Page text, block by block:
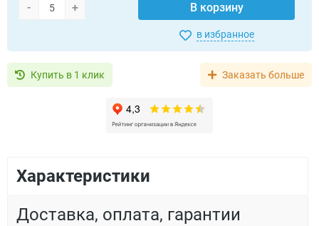
- + В корзину
в избранное
Купить в 1 клик Заказать больше
Характеристики
Доставка, оплата, гарантии